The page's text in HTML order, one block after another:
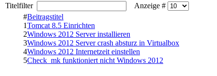
Titelfilter
Anzeige #
#Beitragstitel
1Tomcat 8.5 Einrichten
2Windows 2012 Server installieren
3Windows 2012 Server crash absturz in Virtualbox
4Windows 2012 Internetzeit einstellen
5Check_mk funktioniert nicht Windows 2012